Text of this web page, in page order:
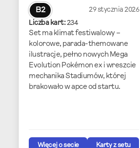
B2
29 stycznia 2026
Liczba kart:234
Set ma klimat festiwalowy –
kolorowe, parada-themowane
ilustracje, pełno nowych Mega
Evolution Pokémon ex i wreszcie
mechanika Stadiumów, której
brakowało w apce od startu.
Więcej o secie Karty z setu